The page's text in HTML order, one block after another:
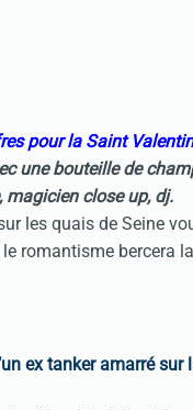
pour la Saint
une bouteille de
magicien close up, dj.
les quais de Seine
romantisme bercera
ex tanker amarré sur